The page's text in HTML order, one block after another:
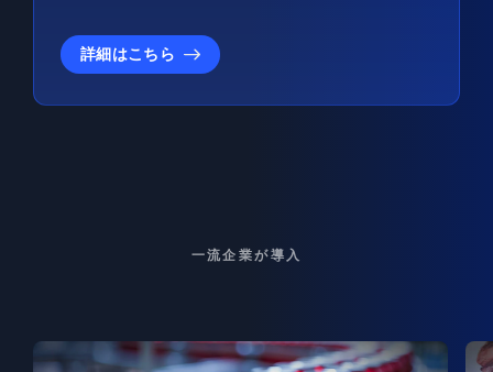
詳細はこちら
一流企業が導入